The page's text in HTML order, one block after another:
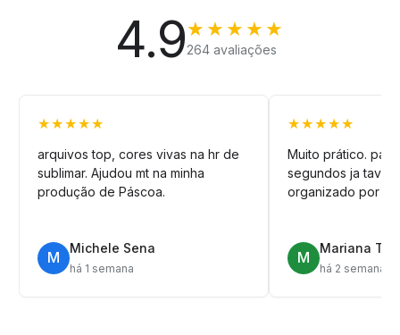
4.9★★★★★
264 avaliações
★★★★★
arquivos top, cores vivas na hr de
sublimar. Ajudou mt na minha
produção de Páscoa.
M
Michele Sena
há 1 semana
★★★★★
Muito prático.
segundos ja tava
organizado por
M
Mariana T.
há 2 semanas